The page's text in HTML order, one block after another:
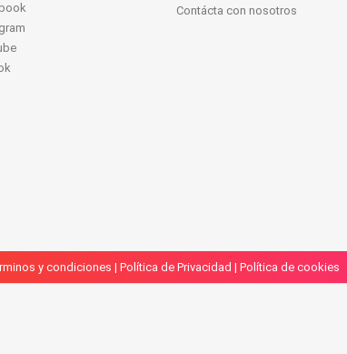
Contácta con nosotros
y condiciones | Política de Privacidad | Política de cookies